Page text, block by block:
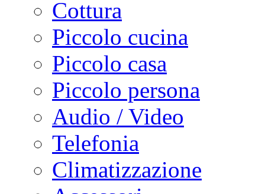
Cottura
Piccolo cucina
Piccolo casa
Piccolo persona
Audio / Video
Telefonia
Climatizzazione